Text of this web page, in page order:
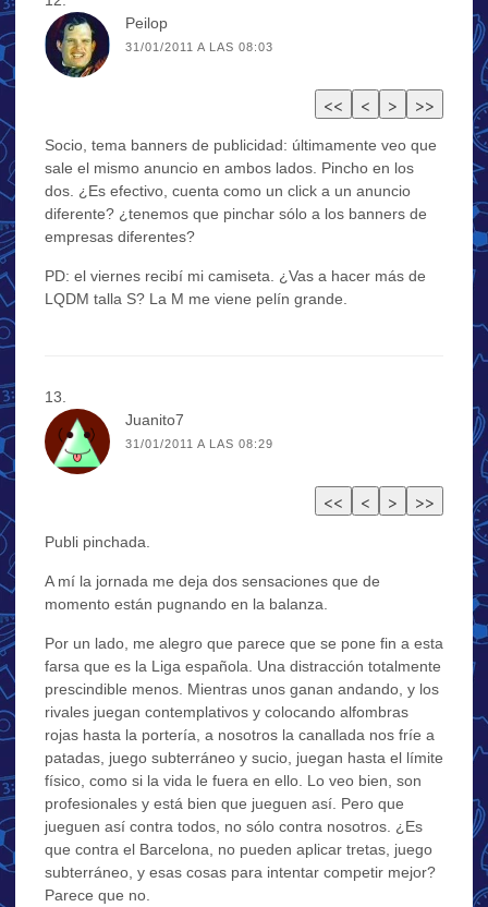
Peilop
31/01/2011 A LAS 08:03
Socio, tema banners de publicidad: últimamente veo que
sale el mismo anuncio en ambos lados. Pincho en los
dos. ¿Es efectivo, cuenta como un click a un anuncio
diferente? ¿tenemos que pinchar sólo a los banners de
empresas diferentes?
PD: el viernes recibí mi camiseta. ¿Vas a hacer más de
LQDM talla S? La M me viene pelín grande.
Juanito7
31/01/2011 A LAS 08:29
Publi pinchada.
A mí la jornada me deja dos sensaciones que de
momento están pugnando en la balanza.
Por un lado, me alegro que parece que se pone fin a esta
farsa que es la Liga española. Una distracción totalmente
prescindible menos. Mientras unos ganan andando, y los
rivales juegan contemplativos y colocando alfombras
rojas hasta la portería, a nosotros la canallada nos fríe a
patadas, juego subterráneo y sucio, juegan hasta el límite
físico, como si la vida le fuera en ello. Lo veo bien, son
profesionales y está bien que jueguen así. Pero que
jueguen así contra todos, no sólo contra nosotros. ¿Es
que contra el Barcelona, no pueden aplicar tretas, juego
subterráneo, y esas cosas para intentar competir mejor?
Parece que no.